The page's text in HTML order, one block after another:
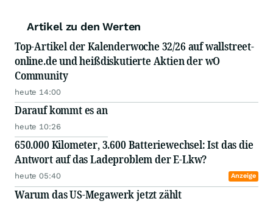
Artikel zu den Werten
Top-Artikel der Kalenderwoche 32/26 auf wallstreet-
online.de und heißdiskutierte Aktien der wO
Community
heute 14:00
Darauf kommt es an
heute 10:26
650.000 Kilometer, 3.600 Batteriewechsel: Ist das die
Antwort auf das Ladeproblem der E-Lkw?
heute 05:40 Anzeige
Warum das US-Megawerk jetzt zählt